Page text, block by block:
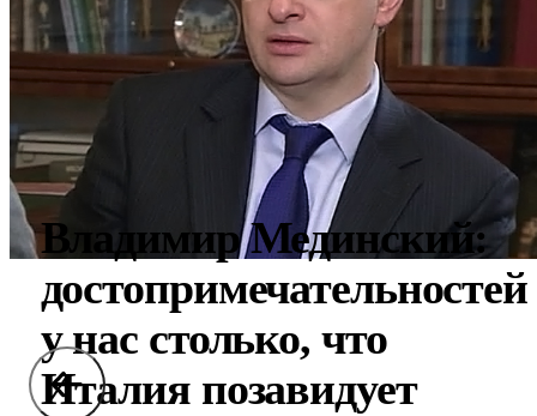
Владимир Мединский:
достопримечательностей
у нас столько, что
Италия позавидует